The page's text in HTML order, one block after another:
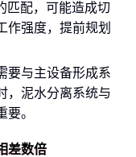
匹配，可能造成切
作强度，提前规划
要与主设备形成系
，泥水分离系统与
。
差数倍